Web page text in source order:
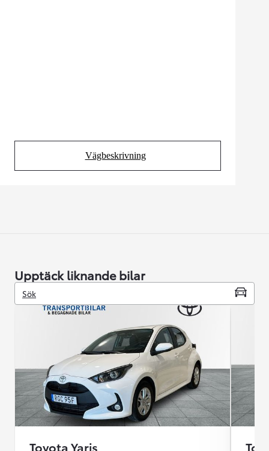
Vägbeskrivning
(Opens in new tab)
Upptäck liknande bilar
Sök
Toyota Yaris